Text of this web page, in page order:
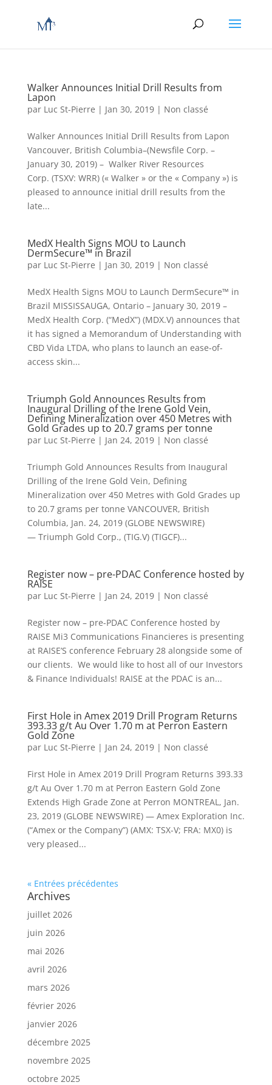
Walker Announces Initial Drill Results from
Lapon
par Luc St-Pierre | Jan 30, 2019| Non classé
Walker Announces Initial Drill Results from Lapon
Vancouver, British Columbia–(Newsfile Corp. –
January 30, 2019) – Walker River Resources
Corp. (TSXV: WRR) (« Walker » or the « Company ») is
pleased to announce initial drill results from the
late...
MedX Health Signs MOU to Launch
DermSecure™ in Brazil
par Luc St-Pierre | Jan 30, 2019| Non classé
MedX Health Signs MOU to Launch DermSecure™ in
Brazil MISSISSAUGA, Ontario – January 30, 2019 –
MedX Health Corp. (“MedX”) (MDX.V) announces that
it has signed a Memorandum of Understanding with
CBD Vida LTDA, who plans to launch an ease-of-
access skin...
Triumph Gold Announces Results from
Inaugural Drilling of the Irene Gold Vein,
Defining Mineralization over 450 Metres with
Gold Grades up to 20.7 grams per tonne
par Luc St-Pierre | Jan 24, 2019| Non classé
Triumph Gold Announces Results from Inaugural
Drilling of the Irene Gold Vein, Defining
Mineralization over 450 Metres with Gold Grades up
to 20.7 grams per tonne VANCOUVER, British
Columbia, Jan. 24, 2019 (GLOBE NEWSWIRE)
— Triumph Gold Corp., (TIG.V) (TIGCF)...
Register now – pre-PDAC Conference hosted by
RAISE
par Luc St-Pierre | Jan 24, 2019| Non classé
Register now – pre-PDAC Conference hosted by
RAISE Mi3 Communications Financieres is presenting
at RAISE’S conference February 28 alongside some of
our clients. We would like to host all of our Investors
& Finance Individuals! RAISE at the PDAC is an...
First Hole in Amex 2019 Drill Program Returns
393.33 g/t Au Over 1.70 m at Perron Eastern
Gold Zone
par Luc St-Pierre | Jan 24, 2019| Non classé
First Hole in Amex 2019 Drill Program Returns 393.33
g/t Au Over 1.70 m at Perron Eastern Gold Zone
Extends High Grade Zone at Perron MONTREAL, Jan.
23, 2019 (GLOBE NEWSWIRE) — Amex Exploration Inc.
(“Amex or the Company”) (AMX: TSX-V; FRA: MX0) is
very pleased...
« Entrées précédentes
Archives
juillet 2026
juin 2026
mai 2026
avril 2026
mars 2026
février 2026
janvier 2026
décembre 2025
novembre 2025
octobre 2025